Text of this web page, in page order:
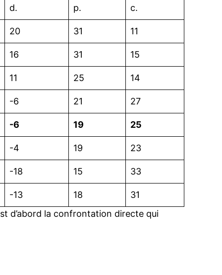
d. p. c.
20 31 11
16 31 15
11 25 14
-6 21 27
-6 19 25
-4 19 23
-18 15 33
-13 18
31
d’abord la confrontation directe qui